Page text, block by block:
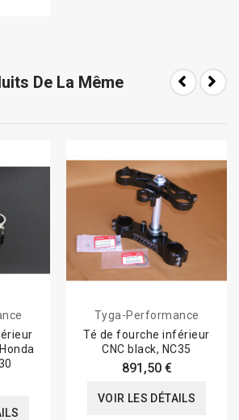
De La Même
Tyga-Performance
Té de fourche inférieur
CNC black, NC35
891,50 €
VOIR LES DÉTAILS